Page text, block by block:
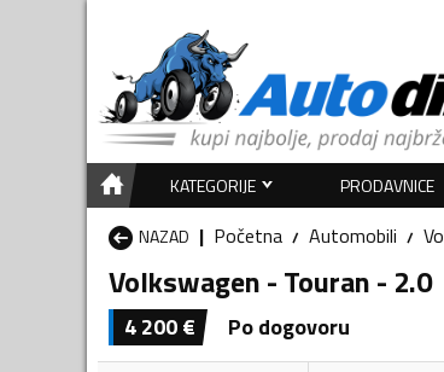
KATEGORIJE PRODAVNICE
NAZAD
Početna Automobili
Volkswagen - Touran - 2.0
4 200€ Po dogovoru